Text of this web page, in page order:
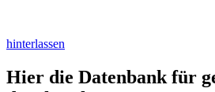
hinterlassen
Hier die Datenbank für